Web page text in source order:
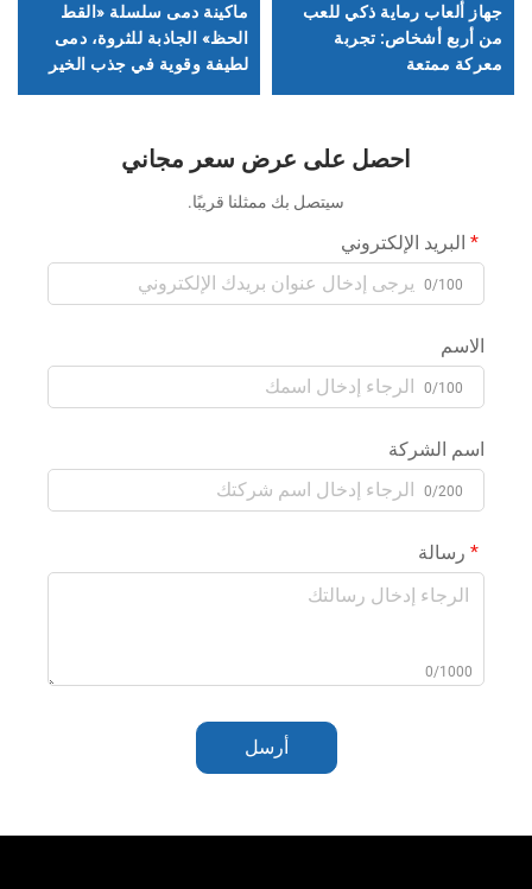
جهاز ألعاب رماية ذكي للعب
من أربع أشخاص: تجربة
معركة ممتعة
ماكينة دمى سلسلة «القط
الحظ» الجاذبة للثروة، دمى
لطيفة وقوية في جذب الخير
احصل على عرض سعر مجاني
سيتصل بك ممثلنا قريبًا.
البريد الإلكتروني
0/100
الاسم
0/100
اسم الشركة
0/200
رسالة
0/1000
أرسل